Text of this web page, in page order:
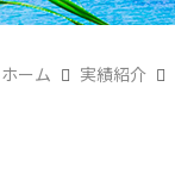
ホーム 実績紹介